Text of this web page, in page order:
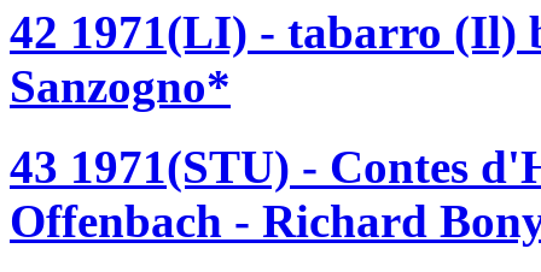
42 1971(LI) - tabarro (Il)
Sanzogno*
43 1971(STU) - Contes
Offenbach - Richard